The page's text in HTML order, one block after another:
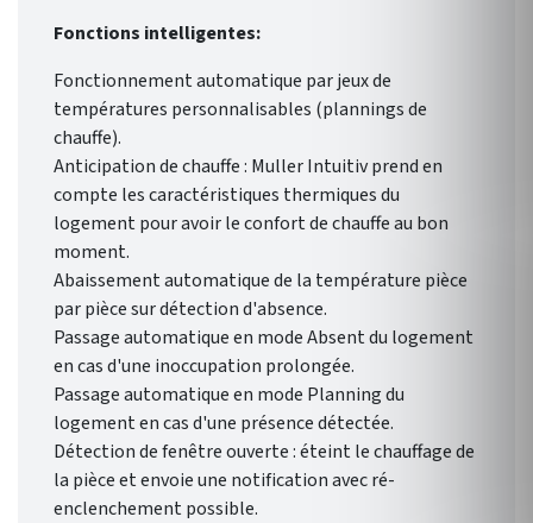
Fonctions intelligentes:
Fonctionnement automatique par jeux de
températures personnalisables (plannings de
chauffe).
Anticipation de chauffe : Muller Intuitiv prend en
compte les caractéristiques thermiques du
logement pour avoir le confort de chauffe au bon
moment.
Abaissement automatique de la température pièce
par pièce sur détection d'absence.
Passage automatique en mode Absent du logement
en cas d'une inoccupation prolongée.
Passage automatique en mode Planning du
logement en cas d'une présence détectée.
Détection de fenêtre ouverte : éteint le chauffage de
la pièce et envoie une notification avec ré-
enclenchement possible.